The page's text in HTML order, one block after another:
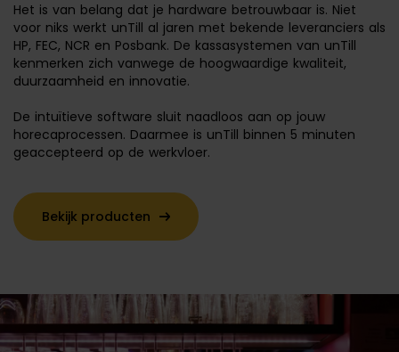
Het is van belang dat je hardware betrouwbaar is. Niet
voor niks werkt unTill al jaren met bekende leveranciers als
HP, FEC, NCR en Posbank. De kassasystemen van unTill
kenmerken zich vanwege de hoogwaardige kwaliteit,
duurzaamheid en innovatie.
De intuïtieve software sluit naadloos aan op jouw
horecaprocessen. Daarmee is unTill binnen 5 minuten
geaccepteerd op de werkvloer.
Bekijk producten